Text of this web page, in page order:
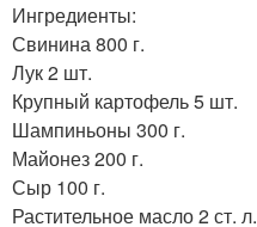
Ингредиенты:
Свинина 800 г.
Лук 2 шт.
Крупный картофель 5 шт.
Шампиньоны 300 г.
Майонез 200 г.
Сыр 100 г.
Растительное масло 2 ст. л.